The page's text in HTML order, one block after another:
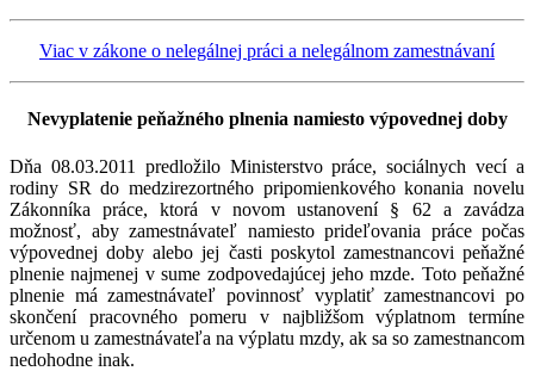
Viac v zákone o nelegálnej práci a nelegálnom zamestnávaní
Nevyplatenie peňažného plnenia namiesto výpovednej doby
Dňa 08.03.2011 predložilo Ministerstvo práce, sociálnych vecí a
rodiny SR do medzirezortného pripomienkového konania novelu
Zákonníka práce, ktorá v novom ustanovení § 62 a zavádza
možnosť, aby zamestnávateľ namiesto prideľovania práce počas
výpovednej doby alebo jej časti poskytol zamestnancovi peňažné
plnenie najmenej v sume zodpovedajúcej jeho mzde. Toto peňažné
plnenie má zamestnávateľ povinnosť vyplatiť zamestnancovi po
skončení pracovného pomeru v najbližšom výplatnom termíne
určenom u zamestnávateľa na výplatu mzdy, ak sa so zamestnancom
nedohodne inak.